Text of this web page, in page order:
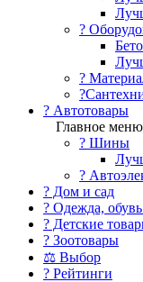
?️
?
? Автотовары
Главное меню
? Шины
?
? Дом и сад
? Одежда,
? Детские
? Зоотовары
⚖ Выбор
? Рейтинги